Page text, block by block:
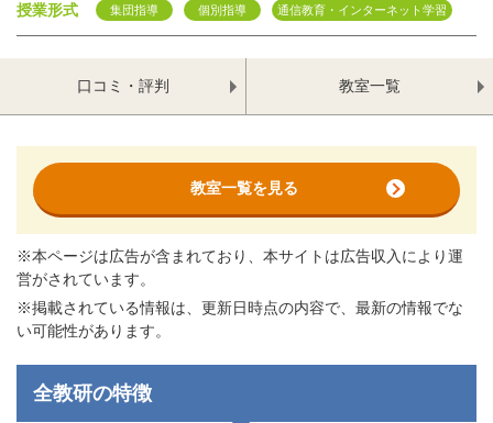
授業形式 集団指導 個別指導 通信教育・インターネット学習
口コミ・評判 教室一覧
教室一覧を見る
※本ページは広告が含まれており、本サイトは広告収入により運
営がされています。
※掲載されている情報は、更新日時点の内容で、最新の情報でな
い可能性があります。
全教研の特徴